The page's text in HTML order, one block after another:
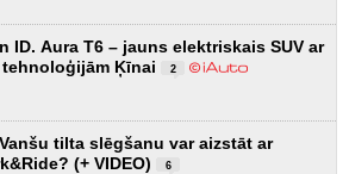
ID. Aura T6 – jauns elektriskais SUV ar
tehnoloģijām Ķīnai
2
tilta slēgšanu var aizstāt ar
(+ VIDEO)
6